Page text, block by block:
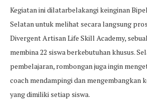
Kegiatan ini dilatarbelakangi keinginan
Selatan untuk melihat secara langsung
Divergent Artisan Life Skill Academy,
membina 22 siswa berkebutuhan khusus.
pembelajaran, rombongan juga ingin
coach mendampingi dan mengembangkan
yang dimiliki setiap siswa.